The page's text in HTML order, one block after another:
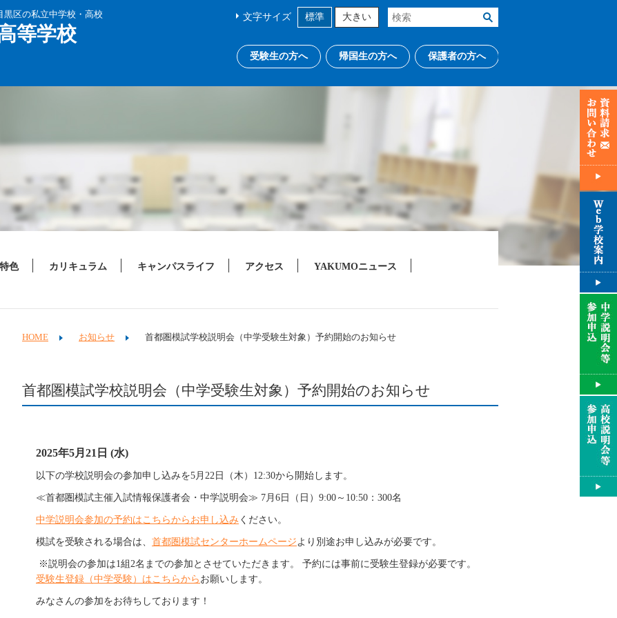
黒区の私立中学校・高校
等学校
文字サイズ 標準 大きい
受験生の方へ 帰国生の方へ 保護者の方へ
色 カリキュラム キャンパスライフ アクセス YAKUMOニュース
HOME お知らせ 首都圏模試学校説明会（中学受験生対象）予約開始のお知らせ
首都圏模試学校説明会（中学受験生対象）予約開始のお知らせ
2025年5月21日 (水)
以下の学校説明会の参加申し込みを5月22日（木）12:30から開始します。
≪首都圏模試主催入試情報保護者会・中学説明会≫ 7月6日（日）9:00～10:50：300名
中学説明会参加の予約はこちらからお申し込み ください。
模試を受験される場合は、 首都圏模試センターホームページより別途お申し込みが必要です。
※説明会の参加は1組2名までの参加とさせていただきます。
予約には事前に受験生登録が必要です。
受験生登録（中学受験）はこちらから お願いします。
みなさんの参加をお待ちしております！